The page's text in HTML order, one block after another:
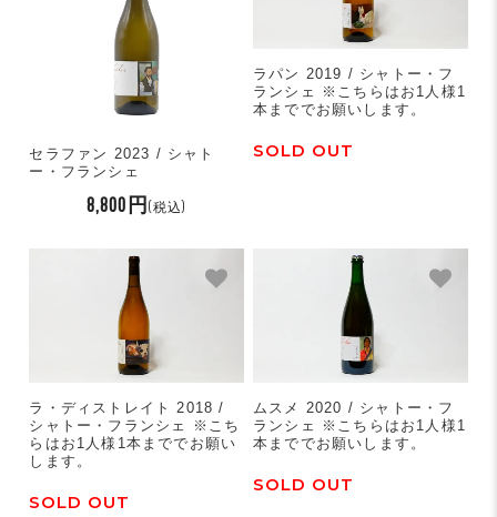
セラファン 2023 / シャト
ー・フランシェ
8,800円 (税込)
ラパン 2019 / シャトー・フ
ランシェ ※こちらはお1人様1
本まででお願いします。
SOLD OUT
ラ・ディストレイト 2018 /
シャトー・フランシェ ※こち
らはお1人様1本まででお願い
します。
SOLD OUT
ムスメ 2020 / シャトー・フ
ランシェ ※こちらはお1人様1
本まででお願いします。
SOLD OUT